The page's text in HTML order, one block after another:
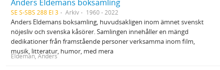
Anders Eldemans boksamling
SE S-SBS 288 El 3 Arkiv 1960 - 2022
Anders Eldemans boksamling, huvudsakligen inom ämnet svenskt
nöjesliv och svenska kåsörer. Samlingen innehåller en mängd
dedikationer från framstående personer verksamma inom film,
musik, litteratur, humor, med mera
Eldeman, Anders